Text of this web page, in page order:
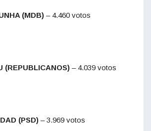
(MDB) – 4.460 votos
(REPUBLICANOS) – 4.039 votos
(PSD) – 3.969 votos